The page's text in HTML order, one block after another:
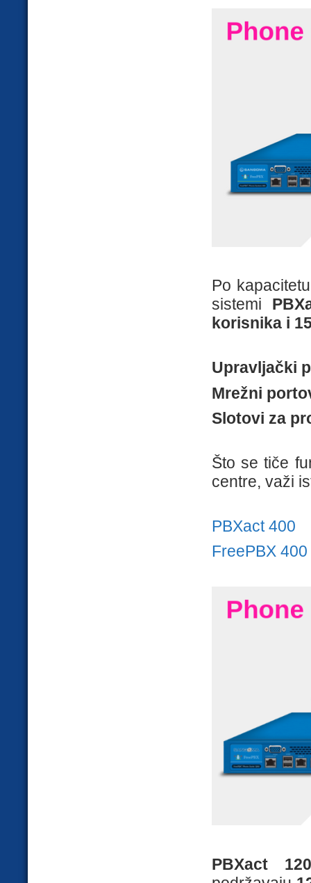
Po
sistemi
korisnika i
Upravljački
Mrežni
Slotovi za
Što se tiče
centre, važi
PBXact 400
FreePBX 400
PBXact